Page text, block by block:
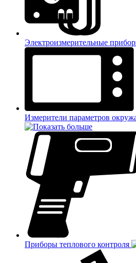
Электроизмерительные
Измерители параметров
Приборы теплового контроля